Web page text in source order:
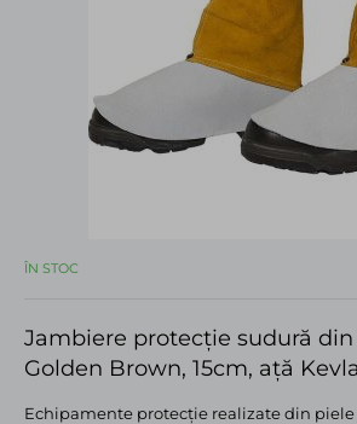
ÎN STOC
Jambiere protecție sudură
Golden Brown, 15cm, ață
Echipamente protecţie realizate din piele